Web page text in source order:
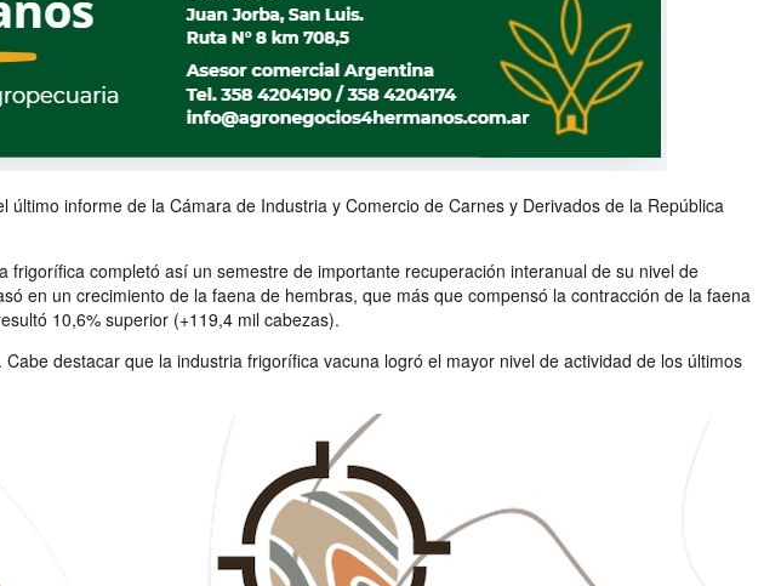
informe de la Cámara de Industria y Comercio de Carnes y Derivados de la República
completó así un semestre de importante recuperación interanual de su nivel de
en un crecimiento de la faena de hembras, que más que compensó la contracción de la faena
10,6% superior (+119,4 mil cabezas).
destacar que la industria frigorífica vacuna logró el mayor nivel de actividad de los últimos